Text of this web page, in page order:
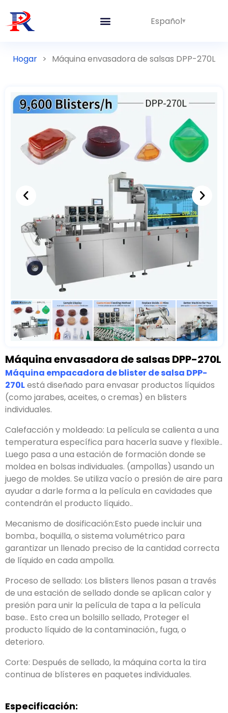
Español
Hogar > Máquina envasadora de salsas DPP-270L
Máquina envasadora de salsas DPP-270L
Máquina empacadora de blister de salsa DPP-
270Lestá diseñado para envasar productos líquidos
(como jarabes, aceites, o cremas) en blisters
individuales.
Calefacción y moldeado: La película se calienta a una
temperatura específica para hacerla suave y flexible..
Luego pasa a una estación de formación donde se
moldea en bolsas individuales. (ampollas) usando un
juego de moldes. Se utiliza vacío o presión de aire para
ayudar a darle forma a la película en cavidades que
contendrán el producto líquido..
Mecanismo de dosificación:Esto puede incluir una
bomba., boquilla, o sistema volumétrico para
garantizar un llenado preciso de la cantidad correcta
de líquido en cada ampolla.
Proceso de sellado: Los blisters llenos pasan a través
de una estación de sellado donde se aplican calor y
presión para unir la película de tapa a la película
base.. Esto crea un bolsillo sellado, Proteger el
producto líquido de la contaminación., fuga, o
deterioro.
Corte: Después de sellado, la máquina corta la tira
continua de blísteres en paquetes individuales.
Especificación: